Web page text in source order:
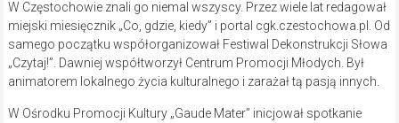
W Częstochowie znali go niemal wszyscy. Przez wiele lat redagował
miejski miesięcznik „Co, gdzie, kiedy” i portal cgk.czestochowa.pl. Od
samego początku współorganizował Festiwal Dekonstrukcji Słowa
„Czytaj!”. Dawniej współtworzył Centrum Promocji Młodych. Był
animatorem lokalnego życia kulturalnego i zarażał tą pasją innych.
W Ośrodku Promocji Kultury „Gaude Mater” inicjował spotkanie